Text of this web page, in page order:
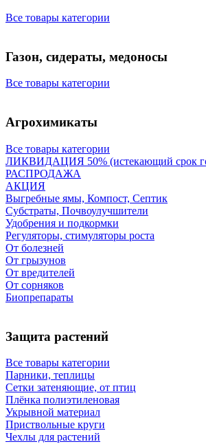
Все товары категории
Газон, сидераты, медоносы
Все товары категории
Агрохимикаты
Все товары категории
ЛИКВИДАЦИЯ 50% (истекающий срок
РАСПРОДАЖА
АКЦИЯ
Выгребные ямы, Компост, Септик
Субстраты, Почвоулучшители
Удобрения и подкормки
Регуляторы, стимуляторы роста
От болезней
От грызунов
От вредителей
От сорняков
Биопрепараты
Защита растений
Все товары категории
Парники, теплицы
Сетки затеняющие, от птиц
Плёнка полиэтиленовая
Укрывной материал
Приствольные круги
Чехлы для растений